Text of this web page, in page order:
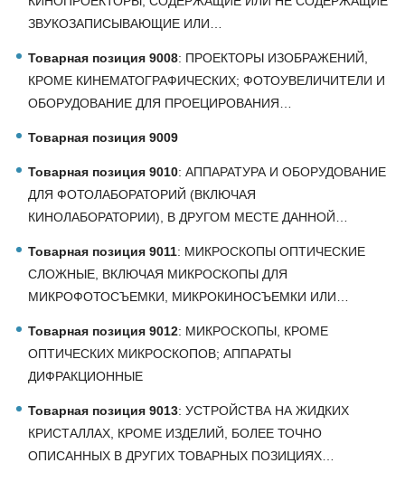
ЗВУКОЗАПИСЫВАЮЩИЕ ИЛИ…
Товарная позиция 9008: ПРОЕКТОРЫ ИЗОБРАЖЕНИЙ,
КРОМЕ КИНЕМАТОГРАФИЧЕСКИХ; ФОТОУВЕЛИЧИТЕЛИ И
ОБОРУДОВАНИЕ ДЛЯ ПРОЕЦИРОВАНИЯ…
Товарная позиция 9009
Товарная позиция 9010: АППАРАТУРА И ОБОРУДОВАНИЕ
ДЛЯ ФОТОЛАБОРАТОРИЙ (ВКЛЮЧАЯ
КИНОЛАБОРАТОРИИ), В ДРУГОМ МЕСТЕ ДАННОЙ…
Товарная позиция 9011: МИКРОСКОПЫ ОПТИЧЕСКИЕ
СЛОЖНЫЕ, ВКЛЮЧАЯ МИКРОСКОПЫ ДЛЯ
МИКРОФОТОСЪЕМКИ, МИКРОКИНОСЪЕМКИ ИЛИ…
Товарная позиция 9012: МИКРОСКОПЫ, КРОМЕ
ОПТИЧЕСКИХ МИКРОСКОПОВ; АППАРАТЫ
ДИФРАКЦИОННЫЕ
Товарная позиция 9013: УСТРОЙСТВА НА ЖИДКИХ
КРИСТАЛЛАХ, КРОМЕ ИЗДЕЛИЙ, БОЛЕЕ ТОЧНО
ОПИСАННЫХ В ДРУГИХ ТОВАРНЫХ ПОЗИЦИЯХ…